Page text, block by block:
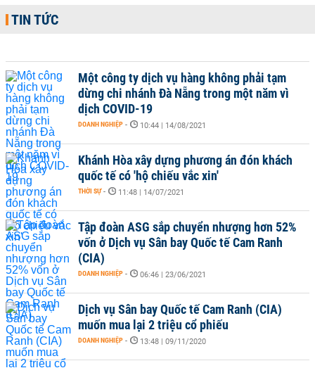
TIN TỨC
Một công ty dịch vụ hàng không phải tạm
dừng chi nhánh Đà Nẵng trong một năm vì
dịch COVID-19
DOANH NGHIỆP - 10:44 | 14/08/2021
Khánh Hòa xây dựng phương án đón khách
quốc tế có 'hộ chiếu vắc xin'
THỜI SỰ - 11:48 | 14/07/2021
Tập đoàn ASG sắp chuyển nhượng hơn 52%
vốn ở Dịch vụ Sân bay Quốc tế Cam Ranh
(CIA)
DOANH NGHIỆP - 06:46 | 23/06/2021
Dịch vụ Sân bay Quốc tế Cam Ranh (CIA)
muốn mua lại 2 triệu cổ phiếu
DOANH NGHIỆP - 13:48 | 09/11/2020